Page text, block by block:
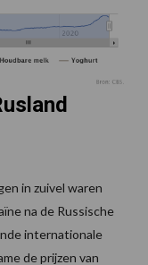
in zuivel waren
na de Russische
internationale
de prijzen van